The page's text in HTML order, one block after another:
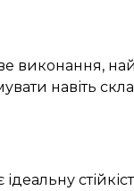
виконання,
навіть